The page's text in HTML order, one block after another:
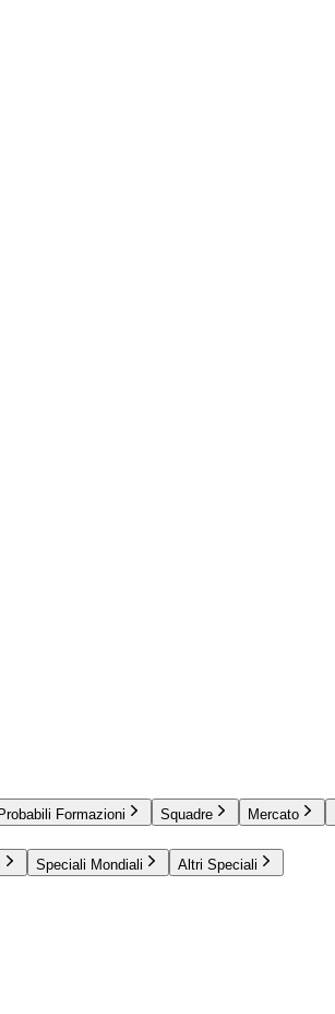
Probabili Formazioni Squadre Mercato
Speciali Mondiali Altri Speciali